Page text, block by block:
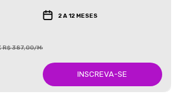
2 A 12 MESES
R$ 387,00/Mês
INSCREVA-SE